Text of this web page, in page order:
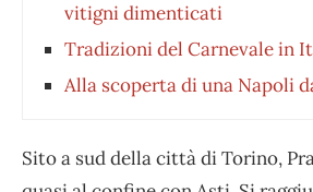
vitigni dimenticati
Tradizioni del Carnevale in
Alla scoperta di una Napoli
Sito a sud della città di Torino,